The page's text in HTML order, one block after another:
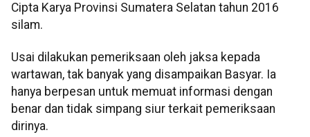
Cipta Karya Provinsi Sumatera Selatan tahun 2016
silam.
Usai dilakukan pemeriksaan oleh jaksa kepada
wartawan, tak banyak yang disampaikan Basyar. Ia
hanya berpesan untuk memuat informasi dengan
benar dan tidak simpang siur terkait pemeriksaan
dirinya.